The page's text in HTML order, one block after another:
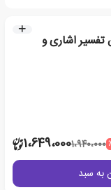
اشاری و
1،940،0001،649،000
به سبد